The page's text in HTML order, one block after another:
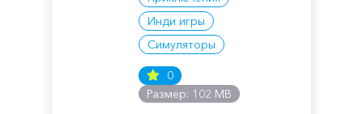
Инди игры
Симуляторы
0
Размер: 102 MB